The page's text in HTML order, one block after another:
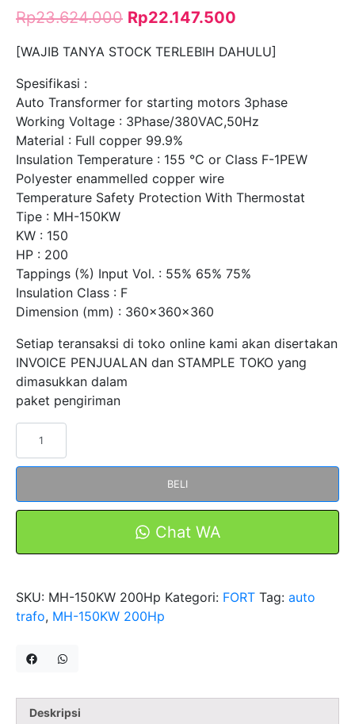
Rp23.624.000 Rp22.147.500
[WAJIB TANYA STOCK TERLEBIH DAHULU]
Spesifikasi :
Auto Transformer for starting motors 3phase
Working Voltage : 3Phase/380VAC,50Hz
Material : Full copper 99.9%
Insulation Temperature : 155 °C or Class F-1PEW
Polyester enammelled copper wire
Temperature Safety Protection With Thermostat
Tipe : MH-150KW
KW : 150
HP : 200
Tappings (%) Input Vol. : 55% 65% 75%
Insulation Class : F
Dimension (mm) : 360x360x360
Setiap teransaksi di toko online kami akan disertakan
INVOICE PENJUALAN dan STAMPLE TOKO yang
dimasukkan dalam
paket pengiriman
Transformer
150KW
Full
Copper
BELI
Chat WA
SKU: MH-150KW 200Hp Kategori: FORT Tag: auto
trafo, MH-150KW 200Hp
Deskripsi